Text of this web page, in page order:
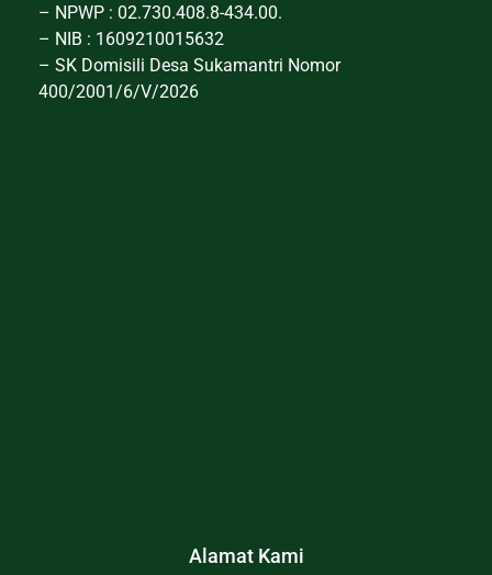
– NPWP : 02.730.408.8-434.00.
– NIB : 1609210015632
– SK Domisili Desa Sukamantri Nomor
400/2001/6/V/2026
Alamat Kami